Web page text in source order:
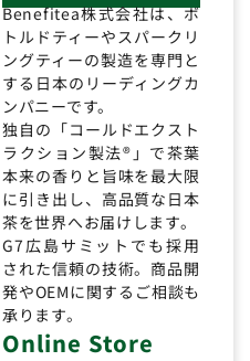
Benefitea株式会社は、ボ
トルドティーやスパークリ
ングティーの製造を専門と
する日本のリーディングカ
ンパニーです。
独自の「コールドエクスト
ラクション製法®」で茶葉
本来の香りと旨味を最大限
に引き出し、高品質な日本
茶を世界へお届けします。
G7広島サミットでも採用
された信頼の技術。商品開
発やOEMに関するご相談も
承ります。
Online Store